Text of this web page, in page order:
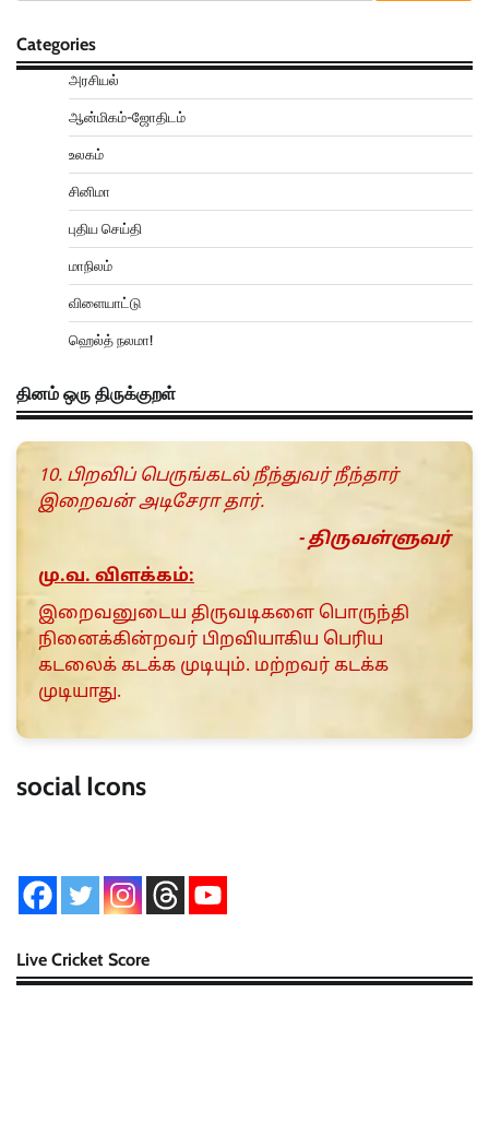
Categories
அரசியல்
ஆன்மிகம்-ஜோதிடம்
உலகம்
சினிமா
புதிய செய்தி
மாநிலம்
விளையாட்டு
ஹெல்த் நலமா!
தினம் ஒரு திருக்குறள்
10. பிறவிப் பெருங்கடல் நீந்துவர் நீந்தார்
இறைவன் அடிசேரா தார்.
- திருவள்ளுவர்
மு.வ. விளக்கம்:
இறைவனுடைய திருவடிகளை பொருந்தி
நினைக்கின்றவர் பிறவியாகிய பெரிய
கடலைக் கடக்க முடியும். மற்றவர் கடக்க
முடியாது.
social Icons
Live Cricket Score